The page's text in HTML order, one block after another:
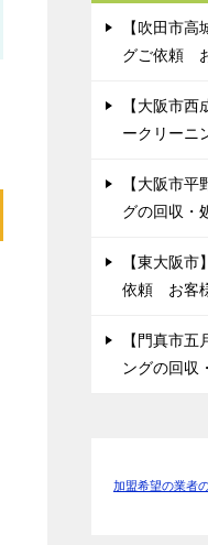
【吹田市
グご依頼
【大阪市
ークリーニ
【大阪市
グの回収・
【東大阪
依頼 お客
【門真市
ングの回収
加盟希望の業者